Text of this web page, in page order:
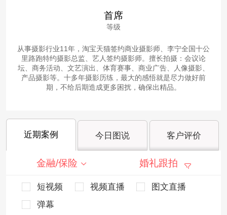
首席
等级
从事摄影行业11年，淘宝天猫签约商业摄影师、李宁全国十公
里路跑特约摄影总监、艺人签约摄影师。擅长拍摄：会议论
坛、商务活动、文艺演出、体育赛事、商业广告、人像摄影、
产品摄影等。十多年摄影历练，最大的感悟就是尽力做好前
期，不给后期造成更多困扰，确保出精品。
近期案例 今日图说 客户评价
金融/保险 婚礼跟拍
短视频 视频直播
图文直播
弹幕